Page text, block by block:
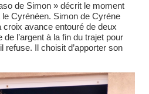
de Simon » décrit le moment
Cyrénéen. Simon de Cyréne
croix avance entouré de deux
l’argent à la fin du trajet pour
Il choisit d’apporter son